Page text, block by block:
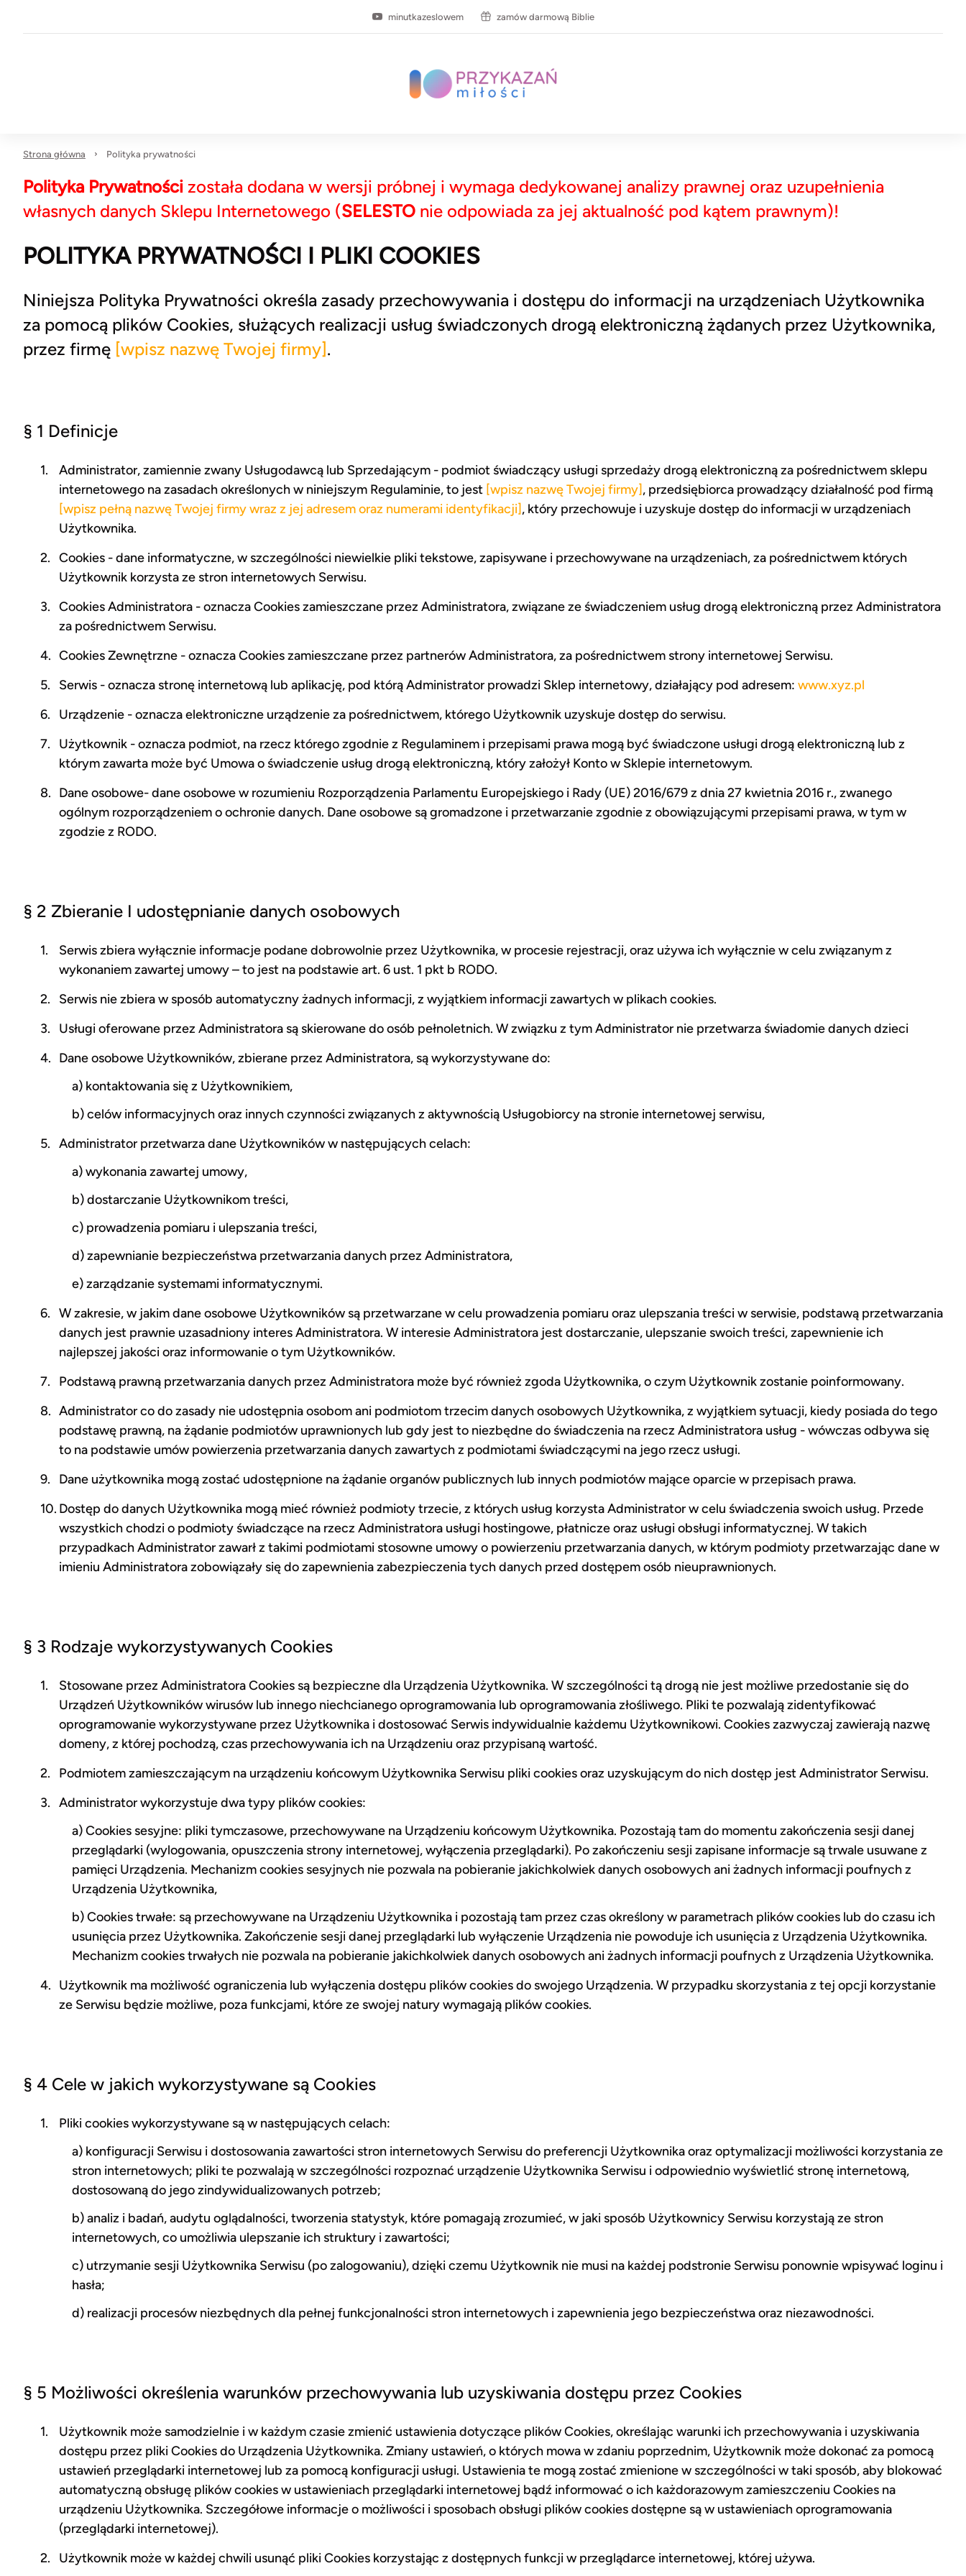
minutkazeslowem zamów darmową Biblie
Strona główna Polityka prywatności
Polityka Prywatności została dodana w wersji próbnej i wymaga dedykowanej analizy prawnej oraz uzupełnienia
własnych danych Sklepu Internetowego (SELESTO nie odpowiada za jej aktualność pod kątem prawnym)!
POLITYKA PRYWATNOŚCI I PLIKI COOKIES
Niniejsza Polityka Prywatności określa zasady przechowywania i dostępu do informacji na urządzeniach Użytkownika
za pomocą plików Cookies, służących realizacji usług świadczonych drogą elektroniczną żądanych przez Użytkownika,
przez firmę [wpisz nazwę Twojej firmy].
§ 1 Definicje
Administrator, zamiennie zwany Usługodawcą lub Sprzedającym - podmiot świadczący usługi sprzedaży drogą elektroniczną za pośrednictwem sklepu
internetowego na zasadach określonych w niniejszym Regulaminie, to jest [wpisz nazwę Twojej firmy], przedsiębiorca prowadzący działalność pod firmą
[wpisz pełną nazwę Twojej firmy wraz z jej adresem oraz numerami identyfikacji], który przechowuje i uzyskuje dostęp do informacji w urządzeniach
Użytkownika.
Cookies - dane informatyczne, w szczególności niewielkie pliki tekstowe, zapisywane i przechowywane na urządzeniach, za pośrednictwem których
Użytkownik korzysta ze stron internetowych Serwisu.
Cookies Administratora - oznacza Cookies zamieszczane przez Administratora, związane ze świadczeniem usług drogą elektroniczną przez Administratora
za pośrednictwem Serwisu.
Cookies Zewnętrzne - oznacza Cookies zamieszczane przez partnerów Administratora, za pośrednictwem strony internetowej Serwisu.
Serwis - oznacza stronę internetową lub aplikację, pod którą Administrator prowadzi Sklep internetowy, działający pod adresem: www.xyz.pl
Urządzenie - oznacza elektroniczne urządzenie za pośrednictwem, którego Użytkownik uzyskuje dostęp do serwisu.
Użytkownik - oznacza podmiot, na rzecz którego zgodnie z Regulaminem i przepisami prawa mogą być świadczone usługi drogą elektroniczną lub z
którym zawarta może być Umowa o świadczenie usług drogą elektroniczną, który założył Konto w Sklepie internetowym.
Dane osobowe- dane osobowe w rozumieniu Rozporządzenia Parlamentu Europejskiego i Rady (UE) 2016/679 z dnia 27 kwietnia 2016 r., zwanego
ogólnym rozporządzeniem o ochronie danych. Dane osobowe są gromadzone i przetwarzanie zgodnie z obowiązującymi przepisami prawa, w tym w
zgodzie z RODO.
§ 2 Zbieranie I udostępnianie danych osobowych
Serwis zbiera wyłącznie informacje podane dobrowolnie przez Użytkownika, w procesie rejestracji, oraz używa ich wyłącznie w celu związanym z
wykonaniem zawartej umowy – to jest na podstawie art. 6 ust. 1 pkt b RODO.
Serwis nie zbiera w sposób automatyczny żadnych informacji, z wyjątkiem informacji zawartych w plikach cookies.
Usługi oferowane przez Administratora są skierowane do osób pełnoletnich. W związku z tym Administrator nie przetwarza świadomie danych dzieci
Dane osobowe Użytkowników, zbierane przez Administratora, są wykorzystywane do:
a) kontaktowania się z Użytkownikiem,
b) celów informacyjnych oraz innych czynności związanych z aktywnością Usługobiorcy na stronie internetowej serwisu,
Administrator przetwarza dane Użytkowników w następujących celach:
a) wykonania zawartej umowy,
b) dostarczanie Użytkownikom treści,
c) prowadzenia pomiaru i ulepszania treści,
d) zapewnianie bezpieczeństwa przetwarzania danych przez Administratora,
e) zarządzanie systemami informatycznymi.
W zakresie, w jakim dane osobowe Użytkowników są przetwarzane w celu prowadzenia pomiaru oraz ulepszania treści w serwisie, podstawą przetwarzania
danych jest prawnie uzasadniony interes Administratora. W interesie Administratora jest dostarczanie, ulepszanie swoich treści, zapewnienie ich
najlepszej jakości oraz informowanie o tym Użytkowników.
Podstawą prawną przetwarzania danych przez Administratora może być również zgoda Użytkownika, o czym Użytkownik zostanie poinformowany.
Administrator co do zasady nie udostępnia osobom ani podmiotom trzecim danych osobowych Użytkownika, z wyjątkiem sytuacji, kiedy posiada do tego
podstawę prawną, na żądanie podmiotów uprawnionych lub gdy jest to niezbędne do świadczenia na rzecz Administratora usług - wówczas odbywa się
to na podstawie umów powierzenia przetwarzania danych zawartych z podmiotami świadczącymi na jego rzecz usługi.
Dane użytkownika mogą zostać udostępnione na żądanie organów publicznych lub innych podmiotów mające oparcie w przepisach prawa.
Dostęp do danych Użytkownika mogą mieć również podmioty trzecie, z których usług korzysta Administrator w celu świadczenia swoich usług. Przede
wszystkich chodzi o podmioty świadczące na rzecz Administratora usługi hostingowe, płatnicze oraz usługi obsługi informatycznej. W takich
przypadkach Administrator zawarł z takimi podmiotami stosowne umowy o powierzeniu przetwarzania danych, w którym podmioty przetwarzając dane w
imieniu Administratora zobowiązały się do zapewnienia zabezpieczenia tych danych przed dostępem osób nieuprawnionych.
§ 3 Rodzaje wykorzystywanych Cookies
Stosowane przez Administratora Cookies są bezpieczne dla Urządzenia Użytkownika. W szczególności tą drogą nie jest możliwe przedostanie się do
Urządzeń Użytkowników wirusów lub innego niechcianego oprogramowania lub oprogramowania złośliwego. Pliki te pozwalają zidentyfikować
oprogramowanie wykorzystywane przez Użytkownika i dostosować Serwis indywidualnie każdemu Użytkownikowi. Cookies zazwyczaj zawierają nazwę
domeny, z której pochodzą, czas przechowywania ich na Urządzeniu oraz przypisaną wartość.
Podmiotem zamieszczającym na urządzeniu końcowym Użytkownika Serwisu pliki cookies oraz uzyskującym do nich dostęp jest Administrator Serwisu.
Administrator wykorzystuje dwa typy plików cookies:
a) Cookies sesyjne: pliki tymczasowe, przechowywane na Urządzeniu końcowym Użytkownika. Pozostają tam do momentu zakończenia sesji danej
przeglądarki (wylogowania, opuszczenia strony internetowej, wyłączenia przeglądarki). Po zakończeniu sesji zapisane informacje są trwale usuwane z
pamięci Urządzenia. Mechanizm cookies sesyjnych nie pozwala na pobieranie jakichkolwiek danych osobowych ani żadnych informacji poufnych z
Urządzenia Użytkownika,
b) Cookies trwałe: są przechowywane na Urządzeniu Użytkownika i pozostają tam przez czas określony w parametrach plików cookies lub do czasu ich
usunięcia przez Użytkownika. Zakończenie sesji danej przeglądarki lub wyłączenie Urządzenia nie powoduje ich usunięcia z Urządzenia Użytkownika.
Mechanizm cookies trwałych nie pozwala na pobieranie jakichkolwiek danych osobowych ani żadnych informacji poufnych z Urządzenia Użytkownika.
Użytkownik ma możliwość ograniczenia lub wyłączenia dostępu plików cookies do swojego Urządzenia. W przypadku skorzystania z tej opcji korzystanie
ze Serwisu będzie możliwe, poza funkcjami, które ze swojej natury wymagają plików cookies.
§ 4 Cele w jakich wykorzystywane są Cookies
Pliki cookies wykorzystywane są w następujących celach:
a) konfiguracji Serwisu i dostosowania zawartości stron internetowych Serwisu do preferencji Użytkownika oraz optymalizacji możliwości korzystania ze
stron internetowych; pliki te pozwalają w szczególności rozpoznać urządzenie Użytkownika Serwisu i odpowiednio wyświetlić stronę internetową,
dostosowaną do jego zindywidualizowanych potrzeb;
b) analiz i badań, audytu oglądalności, tworzenia statystyk, które pomagają zrozumieć, w jaki sposób Użytkownicy Serwisu korzystają ze stron
internetowych, co umożliwia ulepszanie ich struktury i zawartości;
c) utrzymanie sesji Użytkownika Serwisu (po zalogowaniu), dzięki czemu Użytkownik nie musi na każdej podstronie Serwisu ponownie wpisywać loginu i
hasła;
d) realizacji procesów niezbędnych dla pełnej funkcjonalności stron internetowych i zapewnienia jego bezpieczeństwa oraz niezawodności.
§ 5 Możliwości określenia warunków przechowywania lub uzyskiwania dostępu przez Cookies
Użytkownik może samodzielnie i w każdym czasie zmienić ustawienia dotyczące plików Cookies, określając warunki ich przechowywania i uzyskiwania
dostępu przez pliki Cookies do Urządzenia Użytkownika. Zmiany ustawień, o których mowa w zdaniu poprzednim, Użytkownik może dokonać za pomocą
ustawień przeglądarki internetowej lub za pomocą konfiguracji usługi. Ustawienia te mogą zostać zmienione w szczególności w taki sposób, aby blokować
automatyczną obsługę plików cookies w ustawieniach przeglądarki internetowej bądź informować o ich każdorazowym zamieszczeniu Cookies na
urządzeniu Użytkownika. Szczegółowe informacje o możliwości i sposobach obsługi plików cookies dostępne są w ustawieniach oprogramowania
(przeglądarki internetowej).
Użytkownik może w każdej chwili usunąć pliki Cookies korzystając z dostępnych funkcji w przeglądarce internetowej, której używa.